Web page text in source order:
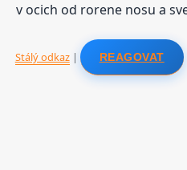
v ocich od rorene nosu a
Stálý odkaz| REAGOVAT